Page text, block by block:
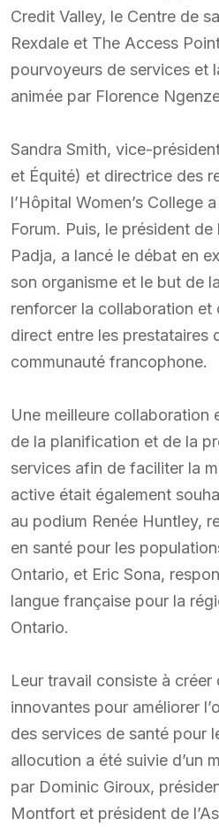
Credit Valley, le Centre de
Rexdale et The Access
pourvoyeurs de services et
animée par Florence
Sandra Smith, vice-
et Équité) et directrice des
l’Hôpital Women’s College
Forum. Puis, le président de
Padja, a lancé le débat en
son organisme et le but de
renforcer la collaboration et
direct entre les prestataires
communauté francophone.
Une meilleure collaboration
de la planification et de la
services afin de faciliter la
active était également
au podium Renée Huntley,
en santé pour les
Ontario, et Eric Sona,
langue française pour la
Ontario.
Leur travail consiste à créer
innovantes pour améliorer
des services de santé pour
allocution a été suivie d’un
par Dominic Giroux,
Montfort et président de